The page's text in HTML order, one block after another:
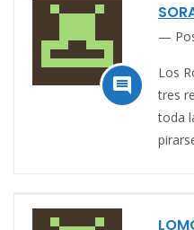

Los
tres
toda